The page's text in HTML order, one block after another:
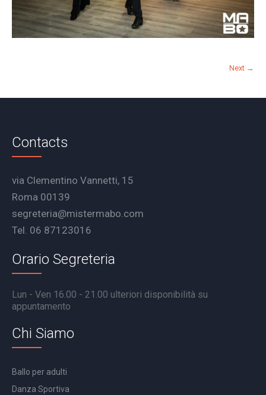
Next →
Contacts
via Clementino Vannetti, 15
Roma 00139
segreteria@mistermabo.com
Tel. 06 87123016
Orario Segreteria
Lun - Ven 16.00 - 21.00 ulteriori disponibilità su
appuntamento
Chi Siamo
Ballo per adulti
Danza Sportiva